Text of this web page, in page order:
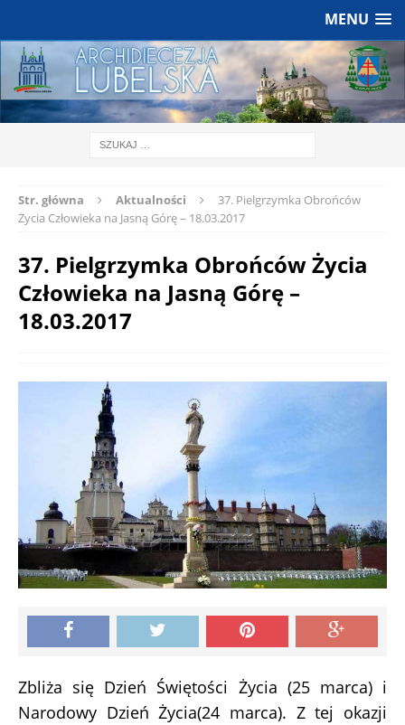
MENU
Str. główna Aktualności
37. Pielgrzymka Obrońców
Życia Człowieka na Jasną Górę – 18.03.2017
37. Pielgrzymka Obrońców Życia
Człowieka na Jasną Górę –
18.03.2017
Zbliża się Dzień Świętości Życia (25 marca) i
Narodowy Dzień Życia(24 marca). Z tej okazji